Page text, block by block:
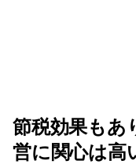
節税効果もあ
営に関心は高